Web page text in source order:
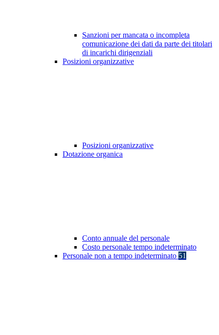
Sanzioni per mancata o incompleta
comunicazione dei dati da parte dei titolari
di incarichi dirigenziali
Posizioni organizzative
Posizioni organizzative
Dotazione organica
Conto annuale del personale
Costo personale tempo indeterminato
Personale non a tempo indeterminato 51